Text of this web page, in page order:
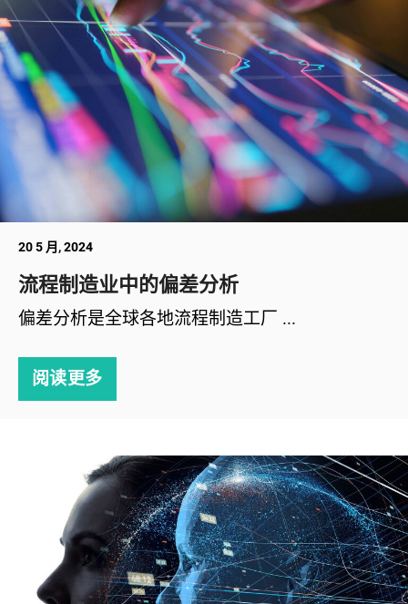
20 5 月, 2024
流程制造业中的偏差分析
偏差分析是全球各地流程制造工厂 ...
阅读更多